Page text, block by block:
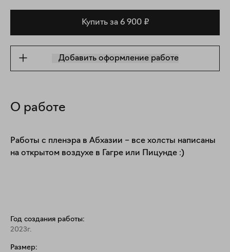
Купить за 6 900 ₽
Добавить оформление работе
О работе
Работы с пленэра в Абхазии – все холсты написаны
на открытом воздухе в Гагре или Пицунде :)
Год создания работы:
2023г.
Размер: